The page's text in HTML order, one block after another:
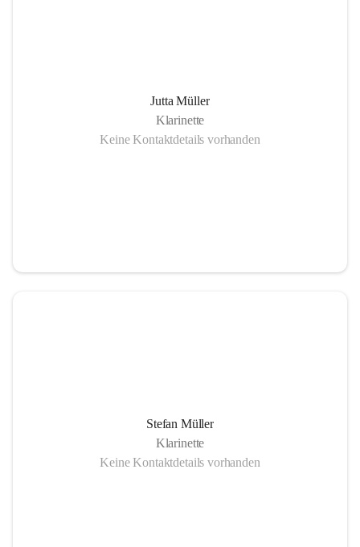
Jutta Müller
Klarinette
Keine Kontaktdetails vorhanden
Stefan Müller
Klarinette
Keine Kontaktdetails vorhanden